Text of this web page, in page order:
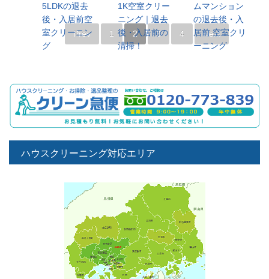
5LDKの退去
後・入居前空
室クリーニン
グ
1K空室クリー
ニング｜退去
後・入居前の
清掃！
ムマンション
の退去後・入
居前 空室クリ
ーニング
Prev 1 2 3 4 Next
ハウスクリーニング対応エリア